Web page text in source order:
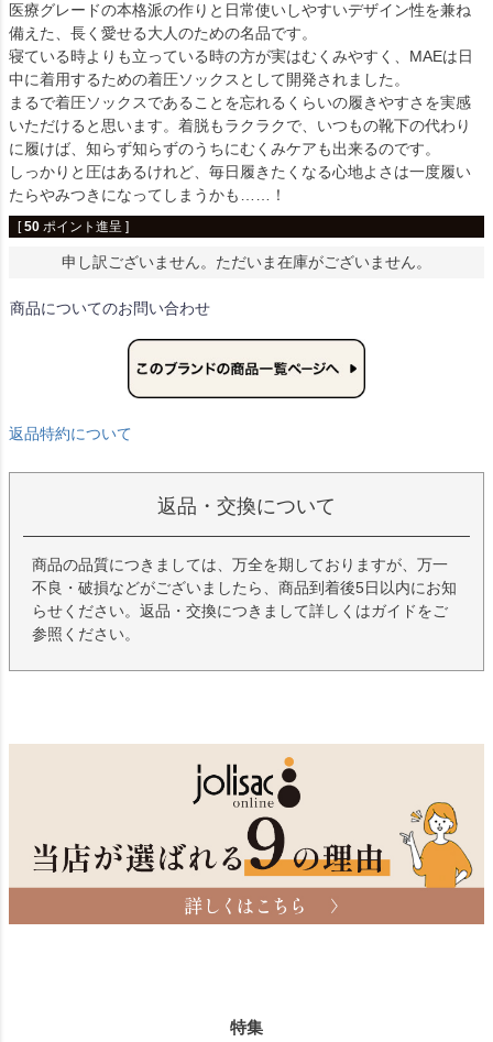
医療グレードの本格派の作りと日常使いしやすいデザイン性を兼ね
備えた、長く愛せる大人のための名品です。
寝ている時よりも立っている時の方が実はむくみやすく、MAEは日
中に着用するための着圧ソックスとして開発されました。
まるで着圧ソックスであることを忘れるくらいの履きやすさを実感
いただけると思います。着脱もラクラクで、いつもの靴下の代わり
に履けば、知らず知らずのうちにむくみケアも出来るのです。
しっかりと圧はあるけれど、毎日履きたくなる心地よさは一度履い
たらやみつきになってしまうかも……！
[ 50 ポイント進呈 ]
申し訳ございません。ただいま在庫がございません。
商品についてのお問い合わせ
返品特約について
返品・交換について
商品の品質につきましては、万全を期しておりますが、万一
不良・破損などがございましたら、商品到着後5日以内にお知
らせください。返品・交換につきまして詳しくはガイドをご
参照ください。
特集